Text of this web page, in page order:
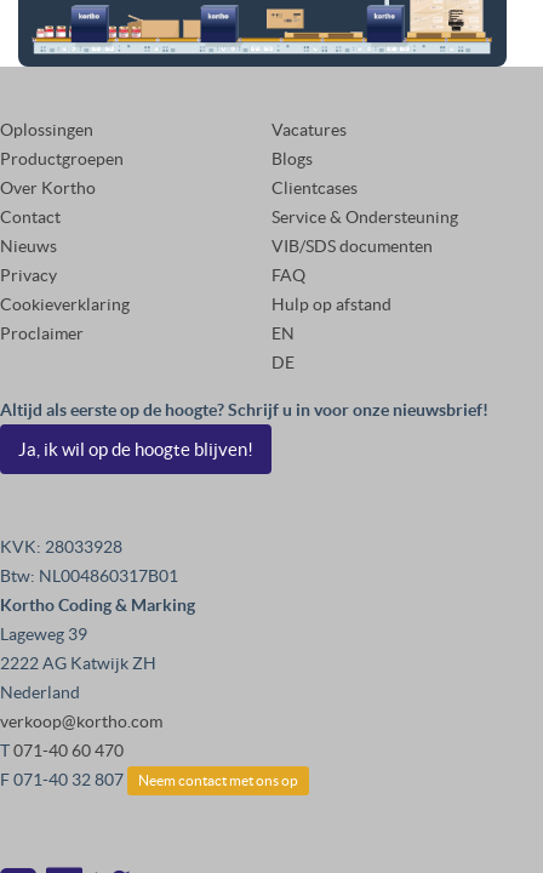
Oplossingen
Productgroepen
Over Kortho
Contact
Nieuws
Privacy
Cookieverklaring
Proclaimer
Vacatures
Blogs
Clientcases
Service & Ondersteuning
VIB/SDS documenten
FAQ
Hulp op afstand
EN
DE
Altijd als eerste op de hoogte? Schrijf u in voor onze nieuwsbrief!
Ja, ik wil op de hoogte blijven!
KVK: 28033928
Btw: NL004860317B01
Kortho Coding & Marking
Lageweg 39
2222 AG Katwijk ZH
Nederland
verkoop@kortho.com
T071-40 60 470
F 071-40 32 807
Neem contact met ons op